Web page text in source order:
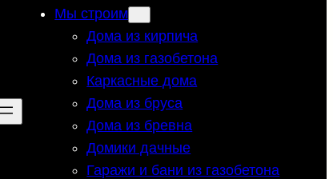
Мы строим
Дома из кирпича
Дома из газобетона
Каркасные дома
Дома из бруса
Дома из бревна
Домики дачные
Гаражи и бани из газобетона